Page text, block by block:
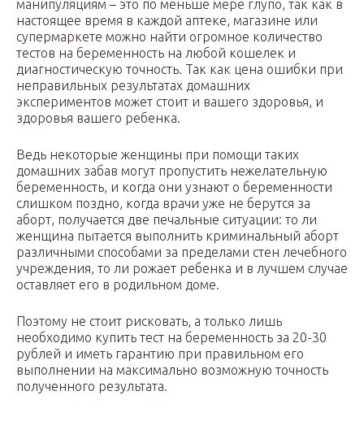
манипуляциям – это по меньше мере глупо, так как в
настоящее время в каждой аптеке, магазине или
супермаркете можно найти огромное количество
тестов на беременность на любой кошелек и
диагностическую точность. Так как цена ошибки при
неправильных результатах домашних
экспериментов может стоит и вашего здоровья, и
здоровья вашего ребенка.
Ведь некоторые женщины при помощи таких
домашних забав могут пропустить нежелательную
беременность, и когда они узнают о беременности
слишком поздно, когда врачи уже не берутся за
аборт, получается две печальные ситуации: то ли
женщина пытается выполнить криминальный аборт
различными способами за пределами стен лечебного
учреждения, то ли рожает ребенка и в лучшем случае
оставляет его в родильном доме.
Поэтому не стоит рисковать, а только лишь
необходимо купить тест на беременность за 20-30
рублей и иметь гарантию при правильном его
выполнении на максимально возможную точность
полученного результата.